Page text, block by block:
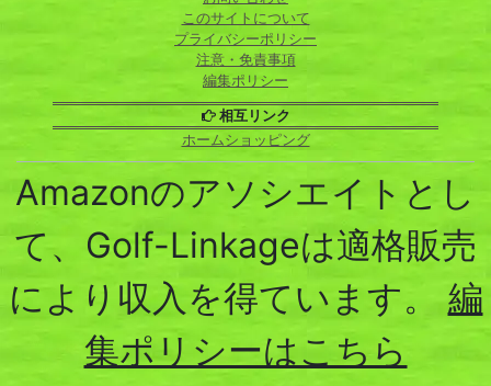
このサイトについて
プライバシーポリシー
注意・免責事項
編集ポリシー
相互リンク
ホームショッピング
Amazonのアソシエイトとし
て、Golf-Linkageは適格販売
により収入を得ています。 編
集ポリシーはこちら